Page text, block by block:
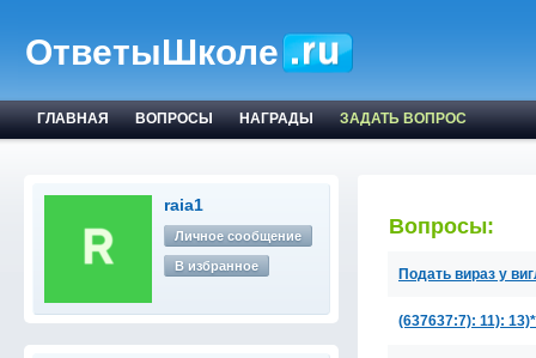
ОтветыШколе
ГЛАВНАЯ ВОПРОСЫ НАГРАДЫ ЗАДАТЬ ВОПРОС
raia1
Личное сообщение
В избранное
Вопросы:
Подать вираз у
(637637:7): 11):